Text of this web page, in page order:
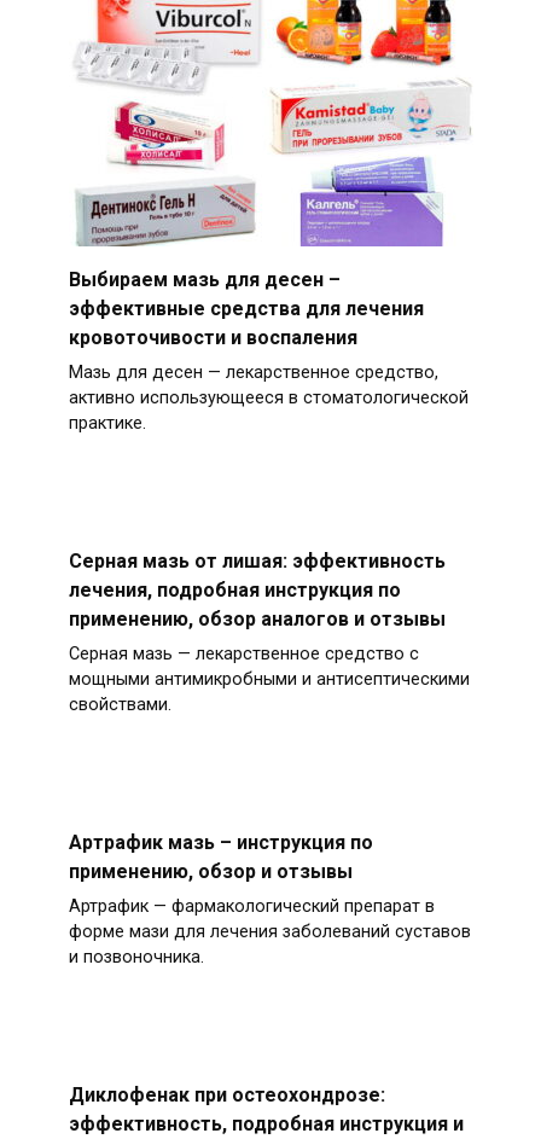
Выбираем мазь для десен –
эффективные средства для лечения
кровоточивости и воспаления
Мазь для десен — лекарственное средство,
активно использующееся в стоматологической
практике.
Серная мазь от лишая: эффективность
лечения, подробная инструкция по
применению, обзор аналогов и отзывы
Серная мазь — лекарственное средство с
мощными антимикробными и антисептическими
свойствами.
Артрафик мазь – инструкция по
применению, обзор и отзывы
Артрафик — фармакологический препарат в
форме мази для лечения заболеваний суставов
и позвоночника.
Диклофенак при остеохондрозе:
эффективность, подробная инструкция и